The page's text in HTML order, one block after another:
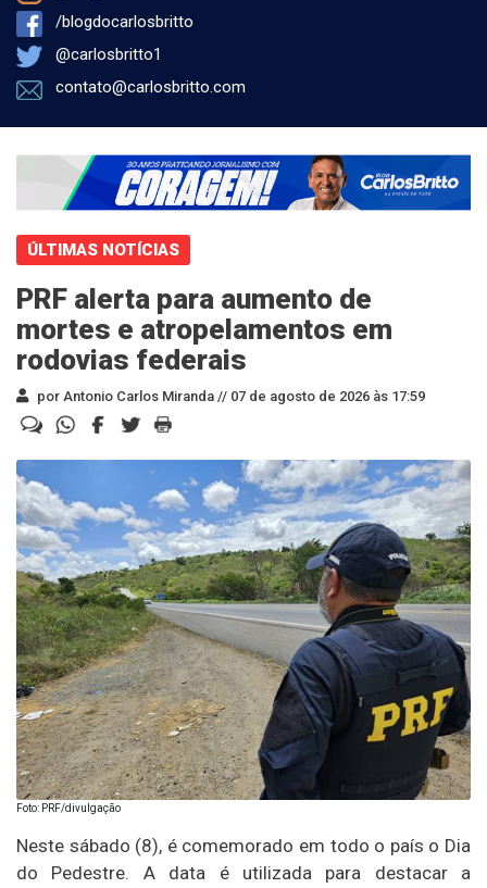
/blogdocarlosbritto
@carlosbritto1
contato@carlosbritto.com
ÚLTIMAS NOTÍCIAS
PRF alerta para aumento de
mortes e atropelamentos em
rodovias federais
por Antonio Carlos Miranda // 07 de agosto de 2026 às 17:59
Foto: PRF/divulgação
Neste sábado (8), é comemorado em todo o país o Dia
do Pedestre. A data é utilizada para destacar a